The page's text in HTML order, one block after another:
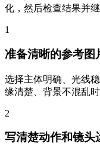
化，然后检查结果并继
1
准备清晰的参考图
选择主体明确、光线
缘清楚、背景不混乱
2
写清楚动作和镜头